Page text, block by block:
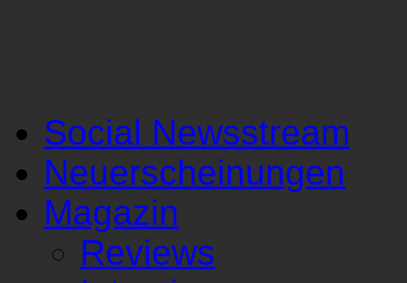
Social Newsstream
Neuerscheinungen
Magazin
Reviews